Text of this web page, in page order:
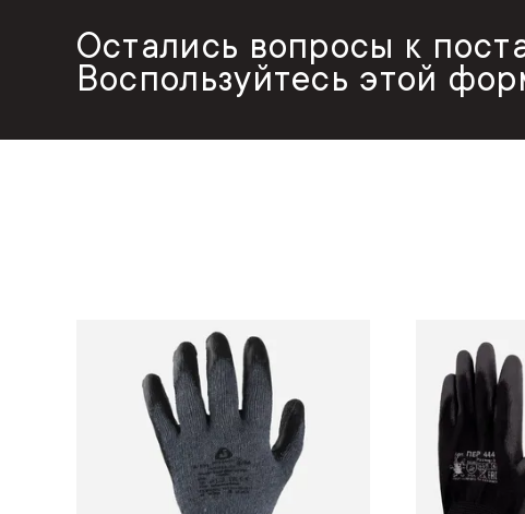
Остались вопросы к
Воспользуйтесь этой